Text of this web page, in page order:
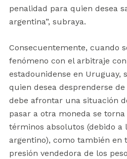
penalidad para quien desea
argentina”, subraya.
Consecuentemente, cuando
fenómeno con el arbitraje
estadounidense en Uruguay,
quien desea desprenderse
debe afrontar una situación
pasar a otra moneda se
términos absolutos (debido a
argentino), como también en
presión vendedora de los